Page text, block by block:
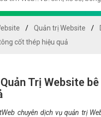
Quản trị Website
cốt thép hiệu quả
Trị Website
chuyên dịch vụ quản trị